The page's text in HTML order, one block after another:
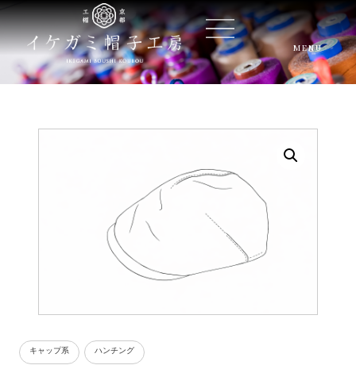
MENU
キャップ系 ハンチング